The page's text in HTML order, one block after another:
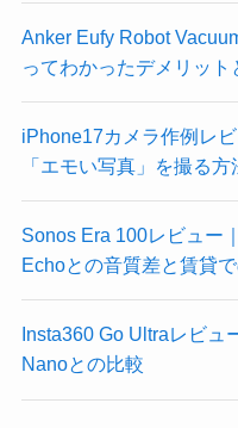
Anker Eufy Robot
ってわかったデメリッ
iPhone17カメラ作例レ
「エモい写真」を撮る
Sonos Era 100レビュー
Echoとの音質差と賃貸
Insta360 Go Ultraレビ
Nanoとの比較